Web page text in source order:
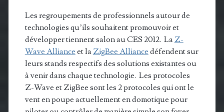
Les regroupements de professionnels autour de
technologies qu’ils souhaitent promouvoir et
développer tiennent salon au CES 2012. La Z-
Wave Alliance et la ZigBee Alliance défendent sur
leurs stands respectifs des solutions existantes ou
à venir dans chaque technologie. Les protocoles
Z-Wave et ZigBee sont les 2 protocoles qui ont le
vent en poupe actuellement en domotique pour